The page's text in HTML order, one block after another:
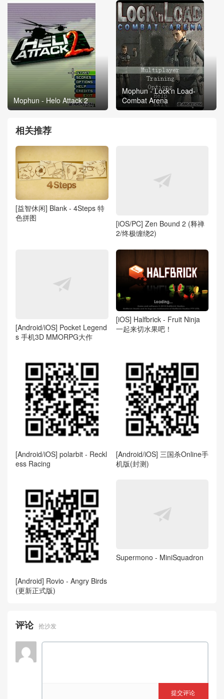
Mophun - Helo Attack 2
Mophun - Lock'n Load-
Combat Arena
相关推荐
[益智休闲] Blank - 4Steps 特
色拼图
[iOS/PC] Zen Bound 2 (释禅
2/终极缠绕2)
[Android/iOS] Pocket Legend
s 手机3D MMORPG大作
[iOS] Halfbrick - Fruit Ninja
一起来切水果吧！
[Android/iOS] polarbit - Reckl
ess Racing
[Android/iOS] 三国杀Online手
机版(封测)
[Android] Rovio - Angry Birds
(更新正式版)
Supermono - MiniSquadron
评论 抢沙发
提交评论